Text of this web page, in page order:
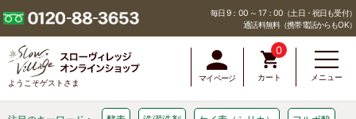
毎日 9：00 ～ 17：00（土日・祝日も受付）
通話料無料（携帯電話からもOK）
ようこそゲストさま
0
カート
マイページ メニュー